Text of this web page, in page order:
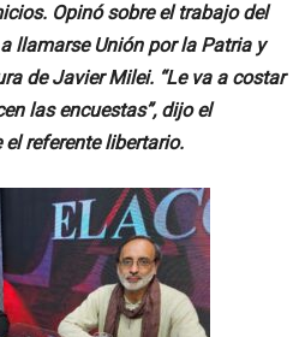
Opinó sobre el trabajo del
llamarse Unión por la Patria y
de Javier Milei. “Le va a costar
las encuestas”, dijo el
referente libertario.